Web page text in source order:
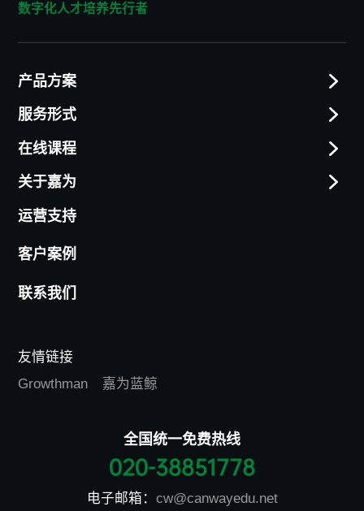
数字化人才培养先行者
产品方案
服务形式
在线课程
关于嘉为
运营支持
客户案例
联系我们
友情链接
Growthman
嘉为蓝鲸
全国统一免费热线
020-38851778
电子邮箱： cw@canwayedu.net